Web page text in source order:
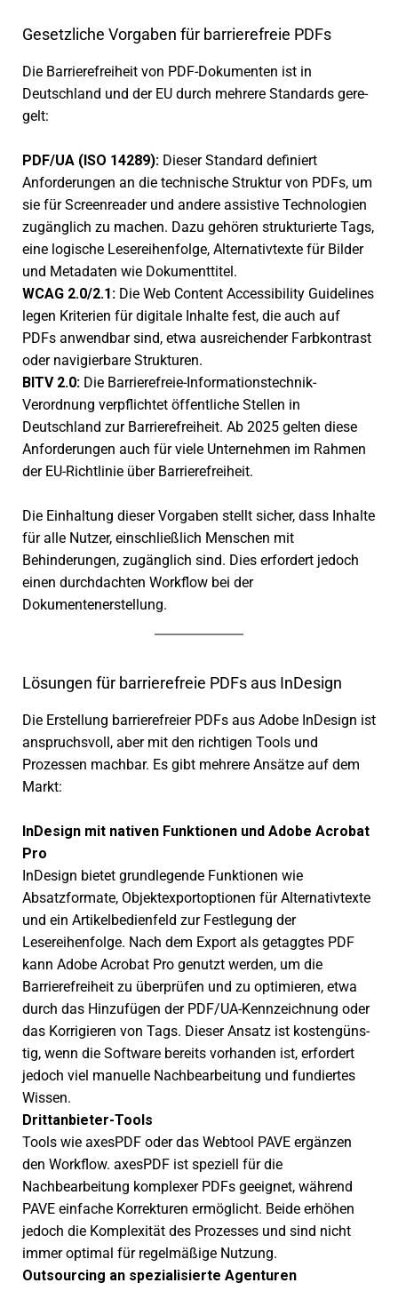
Gesetzliche Vorgaben für barrierefreie PDFs
Die Barrierefreiheit von PDF-Dokumenten ist in
Deutschland und der EU durch mehrere Standards gere­
gelt:
PDF/UA (ISO 14289):Dieser Standard defi­niert
Anforderungen an die tech­ni­sche Struktur von PDFs, um
sie für Screenreader und andere assis­tive Technologien
zugäng­lich zu machen. Dazu gehö­ren struk­tu­rierte Tags,
eine logi­sche Lesereihenfolge, Alternativtexte für Bilder
und Metadaten wie Dokumenttitel.
WCAG 2.0/2.1:Die Web Content Accessibility Guidelines
legen Kriterien für digi­tale Inhalte fest, die auch auf
PDFs anwend­bar sind, etwa ausrei­chen­der Farbkontrast
oder navi­gier­bare Strukturen.
BITV 2.0: Die Barrierefreie-Informationstechnik-
Verordnung verpflich­tet öffent­li­che Stellen in
Deutschland zur Barrierefreiheit. Ab 2025 gelten diese
Anforderungen auch für viele Unternehmen im Rahmen
der EU-Richtlinie über Barrierefreiheit.
Die Einhaltung dieser Vorgaben stellt sicher, dass Inhalte
für alle Nutzer, einschließ­lich Menschen mit
Behinderungen, zugäng­lich sind. Dies erfor­dert jedoch
einen durch­dach­ten Workflow bei der
Dokumentenerstellung.
Lösungen für barrierefreie PDFs aus InDesign
Die Erstellung barrie­re­freier PDFs aus Adobe InDesign ist
anspruchs­voll, aber mit den rich­ti­gen Tools und
Prozessen mach­bar. Es gibt mehrere Ansätze auf dem
Markt:
InDesign mit nati­ven Funktionen und Adobe Acrobat
Pro
InDesign bietet grund­le­gende Funktionen wie
Absatzformate, Objektexportoptionen für Alternativtexte
und ein Artikelbedienfeld zur Festlegung der
Lesereihenfolge. Nach dem Export als getagg­tes PDF
kann Adobe Acrobat Pro genutzt werden, um die
Barrierefreiheit zu über­prü­fen und zu opti­mie­ren, etwa
durch das Hinzufügen der PDF/UA-Kennzeichnung oder
das Korrigieren von Tags. Dieser Ansatz ist kosten­güns­
tig, wenn die Software bereits vorhan­den ist, erfor­dert
jedoch viel manu­elle Nachbearbeitung und fundier­tes
Wissen.
Drittanbieter-Tools
Tools wie axesPDF oder das Webtool PAVE ergän­zen
den Workflow. axesPDF ist spezi­ell für die
Nachbearbeitung komple­xer PDFs geeig­net, während
PAVE einfa­che Korrekturen ermög­licht. Beide erhö­hen
jedoch die Komplexität des Prozesses und sind nicht
immer opti­mal für regel­mä­ßige Nutzung.
Outsourcing an spezia­li­sierte Agenturen